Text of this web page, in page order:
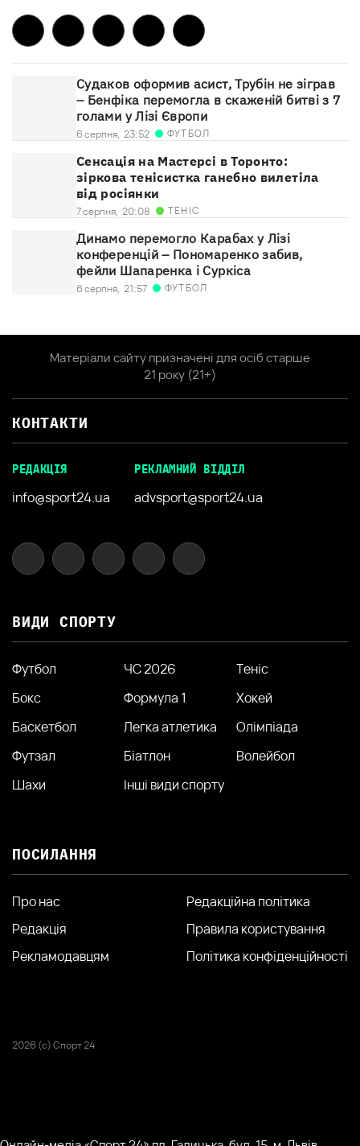
Судаков оформив асист, Трубін не зіграв
– Бенфіка перемогла в скаженій битві з 7
голами у Лізі Європи
6 серпня, 23:52 ФУТБОЛ
Сенсація на Мастерсі в Торонто:
зіркова тенісистка ганебно вилетіла
від росіянки
7 серпня, 20:08 ТЕНІС
Динамо перемогло Карабах у Лізі
конференцій – Пономаренко забив,
фейли Шапаренка і Суркіса
6 серпня, 21:57 ФУТБОЛ
Матеріали сайту призначені для осіб старше
21 року (21+)
КОНТАКТИ
РЕДАКЦІЯ
info@sport24.ua
РЕКЛАМНИЙ ВІДДІЛ
advsport@sport24.ua
ВИДИ СПОРТУ
Футбол ЧС 2026
Теніс
Бокс
Формула 1
Хокей
Баскетбол
Легка атлетика
Олімпіада
Футзал
Біатлон
Волейбол
Шахи
Інші види спорту
ПОСИЛАННЯ
Про нас
Редакція
Рекламодавцям
Редакційна політика
Правила користування
Політика конфіденційності
2026 (с) Спорт 24